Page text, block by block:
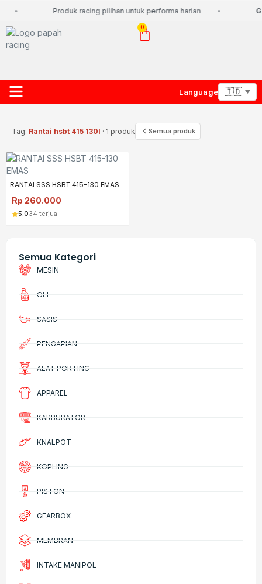
Produk racing pilihan untuk performa harian
0
Language
Semua Kategori
MESIN
OLI
SASIS
PENGAPIAN
ALAT PORTING
APPAREL
KARBURATOR
KNALPOT
KOPLING
PISTON
GEARBOX
MEMBRAN
INTAKE MANIPOL
Tag: Rantai hsbt 415 130l · 1 produk Semua produk
RANTAI SSS HSBT 415-130 EMAS
Rp 260.000
5.034 terjual